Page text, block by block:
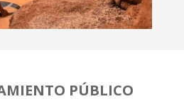
PÚBLICO